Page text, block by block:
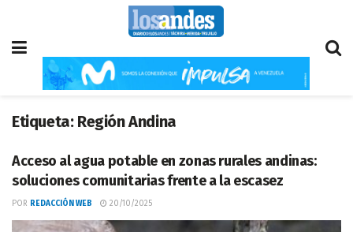
Etiqueta: Región Andina
Acceso al agua potable en zonas rurales andinas:
soluciones comunitarias frente a la escasez
POR REDACCIÓN WEB 20/10/2025